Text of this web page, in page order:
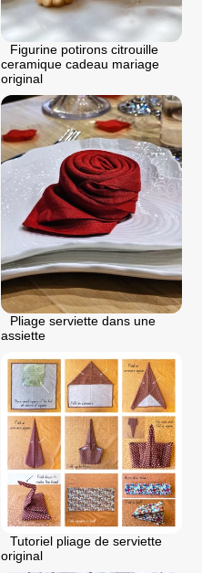
Figurine potirons citrouille
ceramique cadeau mariage
original
Pliage serviette dans une
assiette
Tutoriel pliage de serviette
original